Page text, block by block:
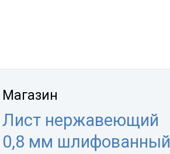
Магазин
Лист нержавеющий
0,8 мм шлифованный